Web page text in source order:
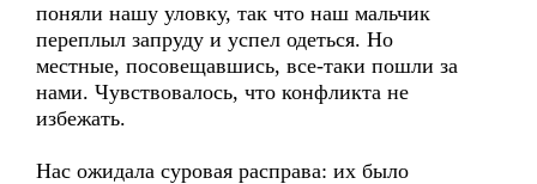
поняли нашу уловку, так что наш мальчик
переплыл запруду и успел одеться. Но
местные, посовещавшись, все-таки пошли за
нами. Чувствовалось, что конфликта не
избежать.
Нас ожидала суровая расправа: их было